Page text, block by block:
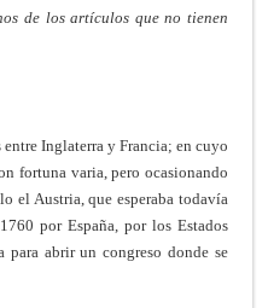
de los artículos que no tienen
Inglaterra y Francia; en cuyo
fortuna varia, pero ocasionando
el Austria, que esperaba todavía
por España, por los Estados
para abrir un congreso donde se